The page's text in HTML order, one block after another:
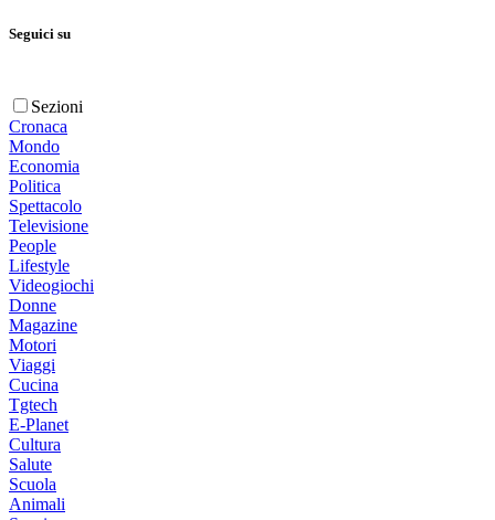
Seguici su
Sezioni
Cronaca
Mondo
Economia
Politica
Spettacolo
Televisione
People
Lifestyle
Videogiochi
Donne
Magazine
Motori
Viaggi
Cucina
Tgtech
E-Planet
Cultura
Salute
Scuola
Animali